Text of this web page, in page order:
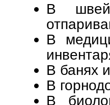
В
В
В банях
В
В